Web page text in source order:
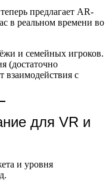
теперь предлагает AR-
в реальном времени во
и семейных игроков.
(достаточно
взаимодействия с
для VR и
и уровня